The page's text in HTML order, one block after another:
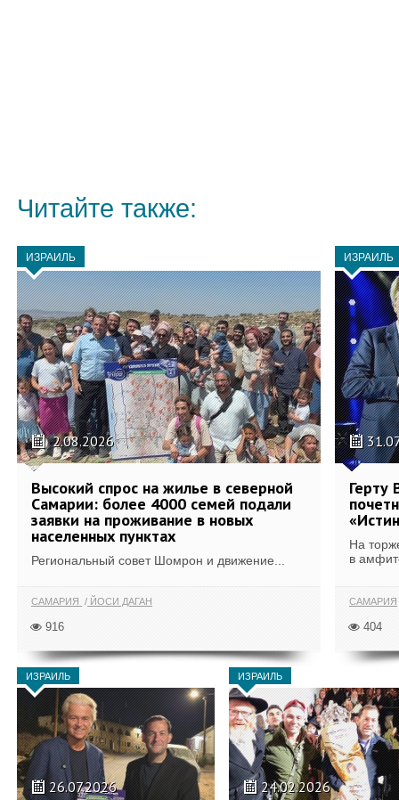
Читайте также:
ИЗРАИЛЬ
2.08.2026
Высокий спрос на жилье в северной
Самарии: более 4000 семей подали
заявки на проживание в новых
населенных пунктах
Региональный совет Шомрон и движение...
САМАРИЯ ЙОСИ ДАГАН
916
ИЗРАИЛЬ
Герту
На
в
САМАРИЯ
404
ИЗРАИЛЬ
26.07.2026
ИЗРАИЛЬ
24.02.2026